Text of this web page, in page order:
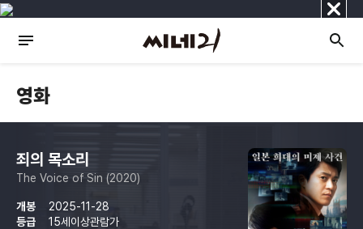
닫
기
영화
죄의 목소리
The Voice of Sin (2020)
개봉
2025-11-28
등급
15세이상관람가